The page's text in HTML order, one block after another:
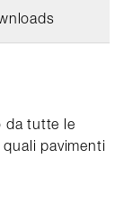
da tutte le
pavimenti